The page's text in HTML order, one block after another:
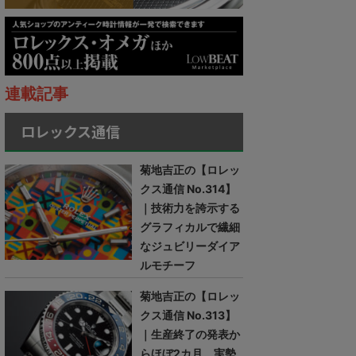
連載記事
ロレックス通信
菊地吉正の【ロレッ
クス通信 No.314】
｜技術力を誇示する
グラフィカルで繊細
なジュビリーダイア
ルモチーフ
菊地吉正の【ロレッ
クス通信 No.313】
｜生産終了の発表か